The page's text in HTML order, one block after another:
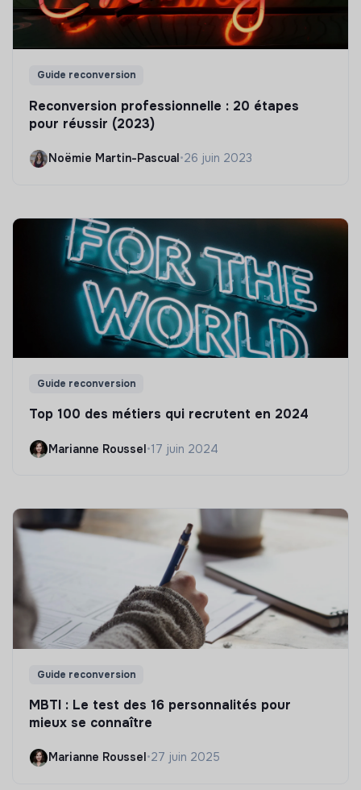
Guide reconversion
Reconversion professionnelle : 20 étapes
pour réussir (2023)
Noëmie Martin-Pascual•26 juin 2023
Guide reconversion
Top 100 des métiers qui recrutent en 2024
Marianne Roussel•17 juin 2024
Guide reconversion
MBTI : Le test des 16 personnalités pour
mieux se connaître
Marianne Roussel •27 juin 2025